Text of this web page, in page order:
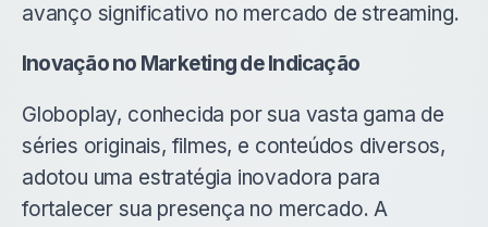
avanço significativo no mercado de streaming.
Inovação no Marketing de Indicação
Globoplay, conhecida por sua vasta gama de
séries originais, filmes, e conteúdos diversos,
adotou uma estratégia inovadora para
fortalecer sua presença no mercado. A